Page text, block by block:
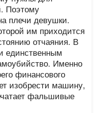
Поэтому
плечи девушки.
им приходится
отчаяния. В
единственным
Именно
финансового
изобрести машину,
фальшивые